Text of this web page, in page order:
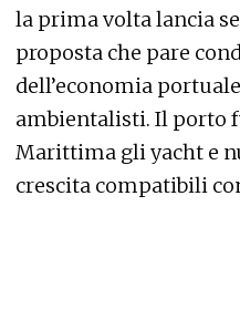
la prima volta lancia
proposta che pare
dell’economia
ambientalisti. Il porto
Marittima gli yacht e
crescita compatibili